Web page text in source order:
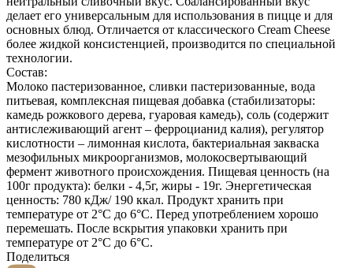
делает его универсальным для использования в пицце и для
основных блюд. Отличается от классического Cream Cheese
более жидкой консистенцией, производится по специальной
технологии.
Состав:
Молоко пастеризованное, сливки пастеризованные, вода
питьевая, комплексная пищевая добавка (стабилизаторы:
камедь рожкового дерева, гуаровая камедь), соль (содержит
антислеживающий агент – ферроцианид калия), регулятор
кислотности – лимонная кислота, бактериальная закваска
мезофильных микроорганизмов, молокосвертывающий
фермент животного происхождения. Пищевая ценность (на
100г продукта): белки - 4,5г, жиры - 19г. Энергетическая
ценность: 780 кДж/ 190 ккал. Продукт хранить при
температуре от 2°С до 6°С. Перед употреблением хорошо
перемешать. После вскрытия упаковки хранить при
температуре от 2°С до 6°С.
Поделиться